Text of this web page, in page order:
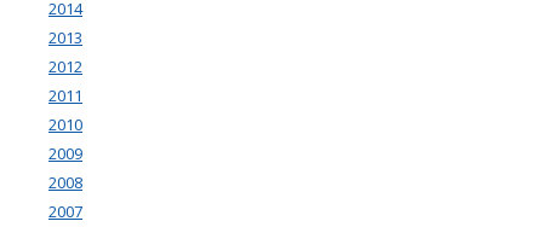
2014
2013
2012
2011
2010
2009
2008
2007